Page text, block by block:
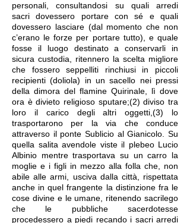
personali, consultandosi su quali arredi
sacri dovessero portare con sé e quali
dovessero lasciare (dal momento che non
c’erano le forze per portare tutto), e quale
fosse il luogo destinato a conservarli in
sicura custodia, ritennero la scelta migliore
che fossero seppelliti rinchiusi in piccoli
recipienti (doliola) in un sacello nei pressi
della dimora del flamine Quirinale, lì dove
ora è divieto religioso sputare;(2) diviso tra
loro il carico degli altri oggetti,(3) lo
trasportarono per la via che conduce
attraverso il ponte Sublicio al Gianicolo. Su
quella salita avendole viste il plebeo Lucio
Albinio mentre trasportava su un carro la
moglie e i figli in mezzo alla folla che, non
abile alle armi, usciva dalla città, rispettata
anche in quel frangente la distinzione fra le
cose divine e le umane, ritenendo sacrilego
che le pubbliche sacerdotesse
procedessero a piedi recando i sacri arredi